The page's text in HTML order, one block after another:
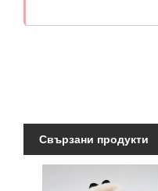
Свързани продукти